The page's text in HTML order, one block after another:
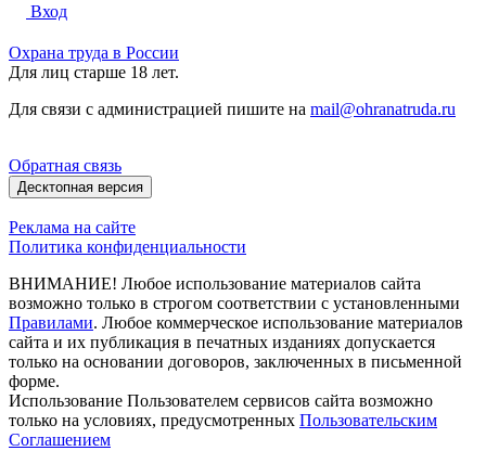
Вход
Охрана труда в России
Для лиц старше 18 лет.
Для связи с администрацией пишите на mail@ohranatruda.ru
Обратная связь
Десктопная версия
Реклама на сайте
Политика конфиденциальности
ВНИМАНИЕ! Любое использование материалов сайта
возможно только в строгом соответствии с установленными
Правилами. Любое коммерческое использование материалов
сайта и их публикация в печатных изданиях допускается
только на основании договоров, заключенных в письменной
форме.
Использование Пользователем сервисов сайта возможно
только на условиях, предусмотренных Пользовательским
Соглашением